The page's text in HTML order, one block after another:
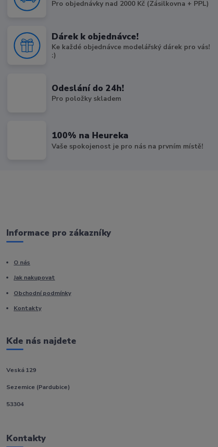
Pro objednávky nad 2000 Kč (Zásilkovna + PPL)
Dárek k objednávce!
Ke každé objednávce modelářský dárek pro vás!
:)
Odeslání do 24h!
Pro položky skladem
100% na Heureka
Vaše spokojenost je pro nás na prvním místě!
Informace pro zákazníky
O nás
Jak nakupovat
Obchodní podmínky
Kontakty
Kde nás najdete
Veská 129
Sezemice (Pardubice)
53304
Kontakty